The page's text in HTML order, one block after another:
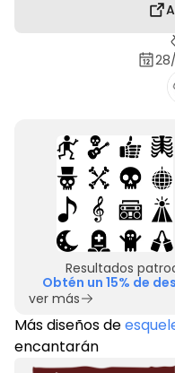
Resultados
Obtén un 15% de
ver más
Más diseños de
encantarán